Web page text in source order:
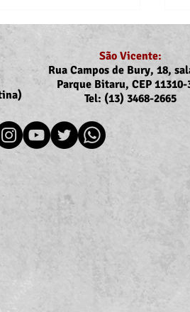
do auxílio-
dos
entra na folha
em
São Vicente:
Rua Campos de Bury, 18,
Parque Bitaru, CEP 11310-
Tel: (13) 3468-2665